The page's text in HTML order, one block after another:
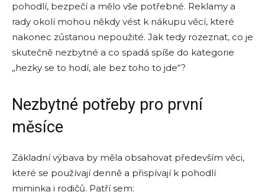
pohodlí, bezpečí a mělo vše potřebné. Reklamy a
rady okolí mohou někdy vést k nákupu věcí, které
nakonec zůstanou nepoužité. Jak tedy rozeznat, co je
skutečně nezbytné a co spadá spíše do kategorie
„hezky se to hodí, ale bez toho to jde“?
Nezbytné potřeby pro první
měsíce
Základní výbava by měla obsahovat především věci,
které se používají denně a přispívají k pohodlí
miminka i rodičů. Patří sem: